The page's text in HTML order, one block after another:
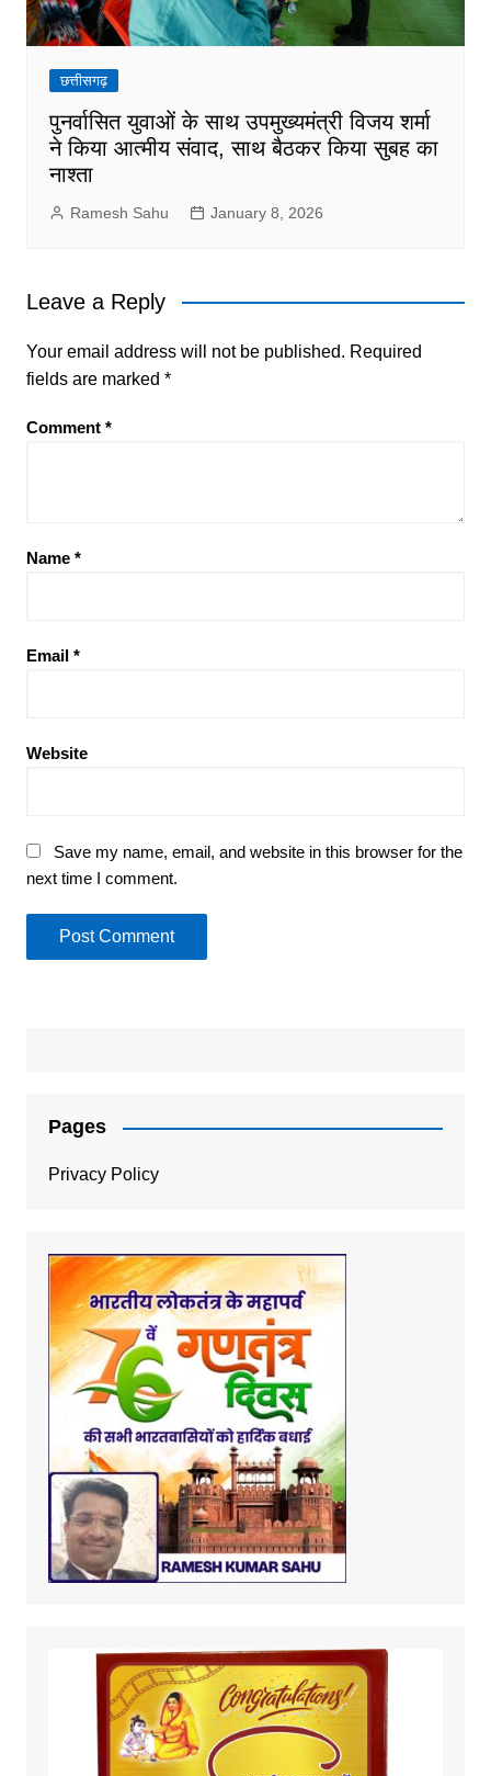
छत्तीसगढ़
पुनर्वासित युवाओं के साथ उपमुख्यमंत्री विजय शर्मा
ने किया आत्मीय संवाद, साथ बैठकर किया सुबह का
नाश्ता
Ramesh Sahu January 8, 2026
Leave a Reply
Your email address will not be published. Required
fields are marked *
Comment *
Name *
Email *
Website
Save my name, email, and website in this browser for the
next time I comment.
Pages
Privacy Policy